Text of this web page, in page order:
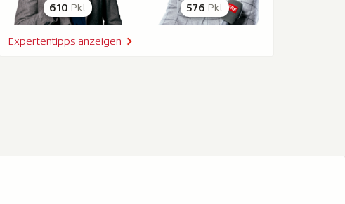
610 Pkt 576 Pkt
Expertentipps anzeigen